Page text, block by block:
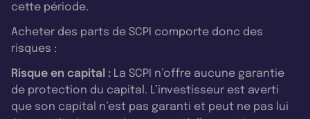
cette période.
Acheter des parts de SCPI comporte donc des
risques :
Risque en capital : La SCPI n’offre aucune garantie
de protection du capital. L’investisseur est averti
que son capital n’est pas garanti et peut ne pas lui